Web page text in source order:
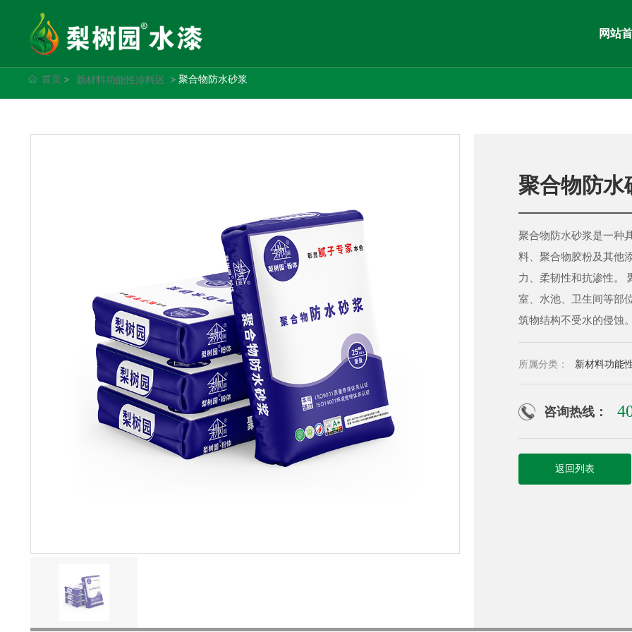
网站
首页 新材料功能性涂料区 聚合物防水砂浆
聚合物防水
聚合物防水砂浆是一种
料、聚合物胶粉及其他
力、柔韧性和抗渗性。
室、水池、卫生间等部
筑物结构不受水的侵蚀
所属分类： 新材料功能
咨询热线：
返回列表